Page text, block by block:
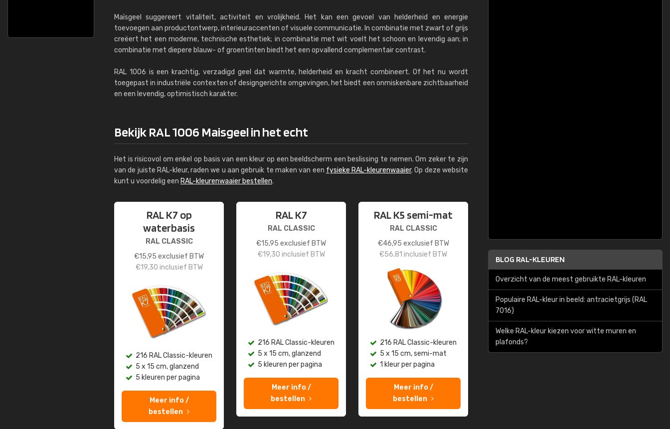
Maïsgeel suggereert vitaliteit, activiteit en vrolijkheid. Het kan een gevoel van helderheid en energie
toevoegen aan productontwerp, interieuraccenten of visuele communicatie. In combinatie met zwart of grijs
creëert het een moderne, technische esthetiek; in combinatie met wit voelt het schoon en levendig aan; in
combinatie met diepere blauw- of groentinten biedt het een opvallend complementair contrast.
RAL 1006 is een krachtig, verzadigd geel dat warmte, helderheid en kracht combineert. Of het nu wordt
toegepast in industriële contexten of designgerichte omgevingen, het biedt een onmiskenbare zichtbaarheid
en een levendig, optimistisch karakter.
Bekijk RAL 1006 Maisgeel in het echt
Het is risicovol om enkel op basis van een kleur op een beeldscherm een beslissing te nemen. Om zeker te zijn
van de juiste RAL-kleur, raden we u aan gebruik te maken van een fysieke RAL-kleurenwaaier. Op deze website
kunt u voordelig een RAL-kleurenwaaier bestellen.
RAL K7 op
waterbasis
RAL CLASSIC
€15,95 exclusief BTW
€19,30 inclusief BTW
216 RAL Classic-kleuren
5 x 15 cm, glanzend
5 kleuren per pagina
Meer info /
bestellen
RAL K7
RAL CLASSIC
€15,95 exclusief BTW
€19,30 inclusief BTW
216 RAL Classic-kleuren
5 x 15 cm, glanzend
5 kleuren per pagina
Meer info /
bestellen
RAL K5 semi-mat
RAL CLASSIC
€46,95 exclusief BTW
€56,81 inclusief BTW
216 RAL Classic-kleuren
5 x 15 cm, semi-mat
1 kleur per pagina
Meer info /
bestellen
BLOG RAL-KLEUREN
Overzicht van de meest gebruikte RAL-kleuren
Populaire RAL-kleur in beeld: antracietgrijs (RAL
7016)
Welke RAL-kleur kiezen voor witte muren en
plafonds?